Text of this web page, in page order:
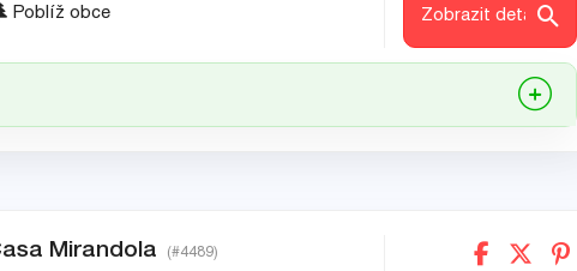
Poblíž obce
Zobrazit detaily
Mirandola (#4489)